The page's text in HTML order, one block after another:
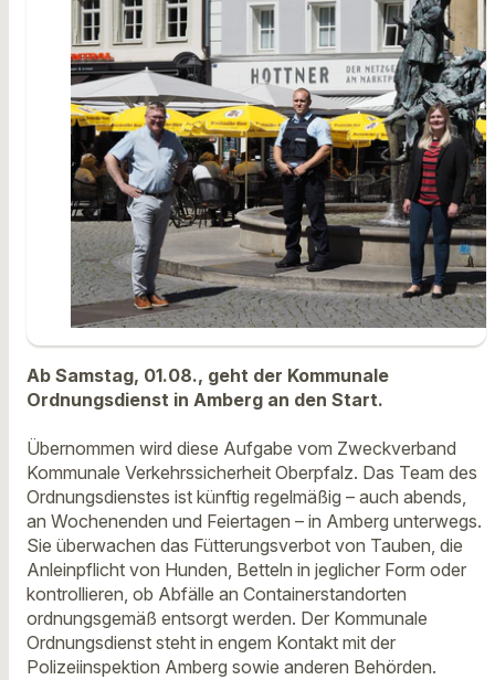
Ab Samstag, 01.08., geht der Kommunale
Ordnungsdienst in Amberg an den Start.
Übernommen wird diese Aufgabe vom Zweckverband
Kommunale Verkehrssicherheit Oberpfalz. Das Team des
Ordnungsdienstes ist künftig regelmäßig – auch abends,
an Wochenenden und Feiertagen – in Amberg unterwegs.
Sie überwachen das Fütterungsverbot von Tauben, die
Anleinpflicht von Hunden, Betteln in jeglicher Form oder
kontrollieren, ob Abfälle an Containerstandorten
ordnungsgemäß entsorgt werden. Der Kommunale
Ordnungsdienst steht in engem Kontakt mit der
Polizeiinspektion Amberg sowie anderen Behörden.